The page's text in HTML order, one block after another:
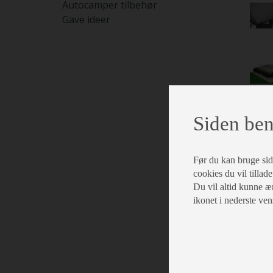
Autocamper tilbehør
Gave ideer
Siden
Før du kan bruge
cookies du vil
Du vil altid kunne
ikonet i nederste